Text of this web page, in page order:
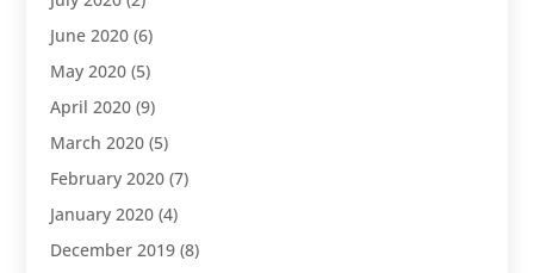
June 2020 (6)
May 2020 (5)
April 2020 (9)
March 2020 (5)
February 2020 (7)
January 2020 (4)
December 2019 (8)